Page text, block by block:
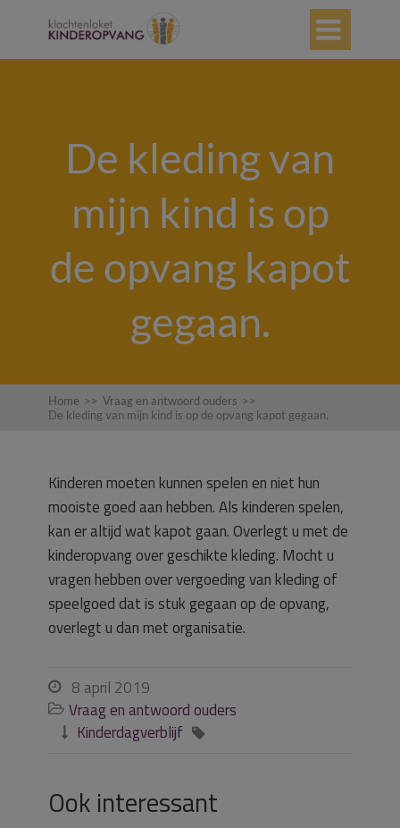

De kleding van
mijn kind is op
de opvang kapot
gegaan.
Home >> Vraag en antwoord ouders >>
De kleding van mijn kind is op de opvang kapot gegaan.
Kinderen moeten kunnen spelen en niet hun
mooiste goed aan hebben. Als kinderen spelen,
kan er altijd wat kapot gaan. Overlegt u met de
kinderopvang over geschikte kleding. Mocht u
vragen hebben over vergoeding van kleding of
speelgoed dat is stuk gegaan op de opvang,
overlegt u dan met organisatie.
 8 april 2019
 Vraag en antwoord ouders
 Kinderdagverblijf 
Ook interessant